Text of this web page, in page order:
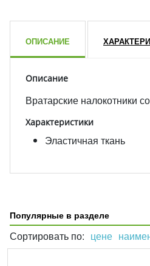
ОПИСАНИЕ
Описание
Вратарские налокотники
Характеристики
Эластичная ткань
Популярные в разделе
Сортировать по: цене